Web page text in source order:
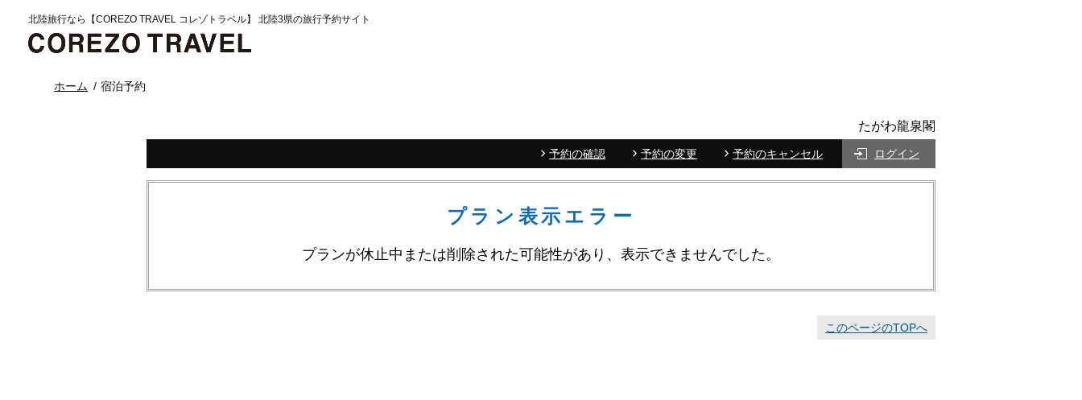
北陸旅行なら【COREZO TRAVEL コレゾトラベル】 北陸3県の旅行予約サイト
ホーム 宿泊予約
たがわ龍泉閣
予約の確認 予約の変更 予約のキャンセル ログイン
プラン表示エラー
プランが休止中または削除された可能性があり、表示できませんでした。
このページのTOPへ